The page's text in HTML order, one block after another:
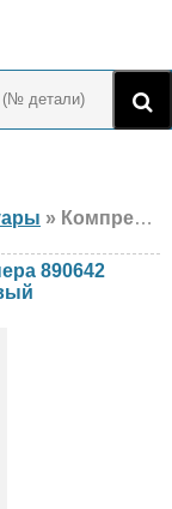
» Компрессор кондиционера Nissens 890642 977012S601 Hyundai, KIA, новый
890642